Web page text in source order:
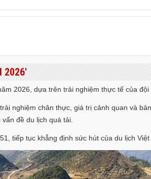
2026'
2026, dựa trên trải nghiệm thực tế của
nghiệm chân thực, giá trị cảnh quan và
đề du lịch quá tải.
tiếp tục khẳng định sức hút của du lịch Việt